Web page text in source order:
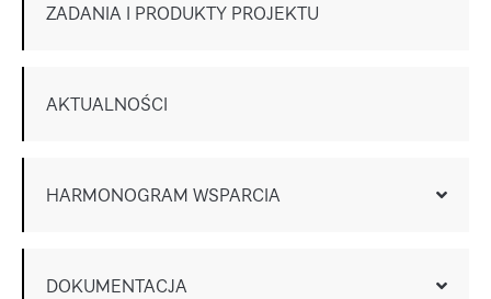
ZADANIA I PRODUKTY PROJEKTU
AKTUALNOŚCI
HARMONOGRAM WSPARCIA
DOKUMENTACJA